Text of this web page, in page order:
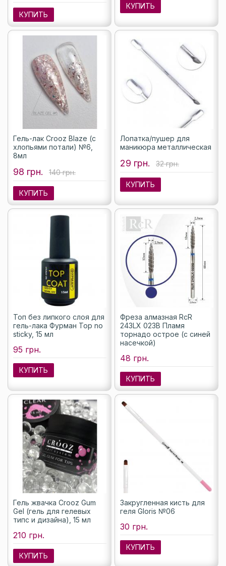
КУПИТЬ
КУПИТЬ
Гель-лак Crooz Blaze (с
хлопьями потали) №6,
8мл
98 грн. 140 грн.
КУПИТЬ
Лопатка/пушер для
маникюра металлическая
29 грн. 32 грн.
КУПИТЬ
Топ без липкого слоя для
гель-лака Фурман Top no
sticky, 15 мл
95 грн.
КУПИТЬ
Фреза алмазная RcR
243LX 023B Пламя
торнадо острое (с синей
насечкой)
48 грн.
КУПИТЬ
Гель жвачка Crooz Gum
Gel (гель для гелевых
типс и дизайна), 15 мл
210 грн.
КУПИТЬ
Закругленная кисть для
геля Gloris №06
30 грн.
КУПИТЬ